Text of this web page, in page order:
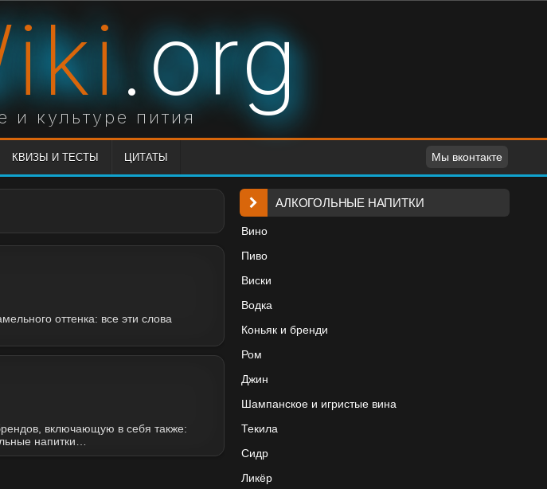
.org
и культуре пития
КВИЗЫ И ТЕСТЫ ЦИТАТЫ Мы вконтакте
оттенка: все эти слова
включающую в себя также:
напитки…
АЛКОГОЛЬНЫЕ НАПИТКИ
Вино
Пиво
Виски
Водка
Коньяк и бренди
Ром
Джин
Шампанское и игристые вина
Текила
Сидр
Ликёр